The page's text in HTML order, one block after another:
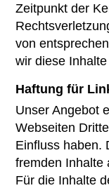
Zeitpunkt der
von
wir diese
Haftung für
Unser Angebot
Webseiten
Einfluss haben.
fremden Inhalte
Für die Inhalte